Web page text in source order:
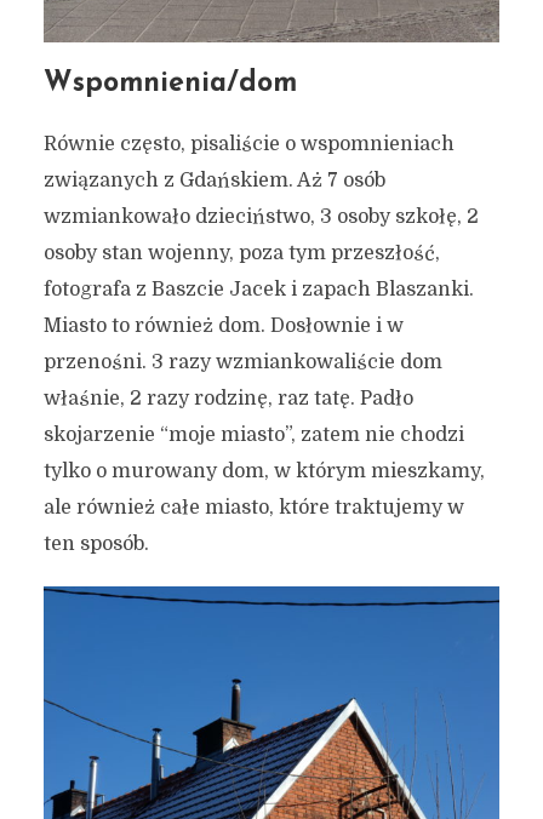
Jaki jest Wasz Gdańsk?
Wasze skojarzenia z
grodem Neptuna
9 lipca 2020
4 min czytania
Autor:Kamil Sulewski
Wspomnienia/dom
Równie często, pisaliście o wspomnieniach
związanych z Gdańskiem. Aż 7 osób
wzmiankowało dzieciństwo, 3 osoby szkołę, 2
osoby stan wojenny, poza tym przeszłość,
fotografa z Baszcie Jacek i zapach Blaszanki.
Miasto to również dom. Dosłownie i w
przenośni. 3 razy wzmiankowaliście dom
właśnie, 2 razy rodzinę, raz tatę. Padło
skojarzenie “moje miasto”, zatem nie chodzi
tylko o murowany dom, w którym mieszkamy,
ale również całe miasto, które traktujemy w
ten sposób.